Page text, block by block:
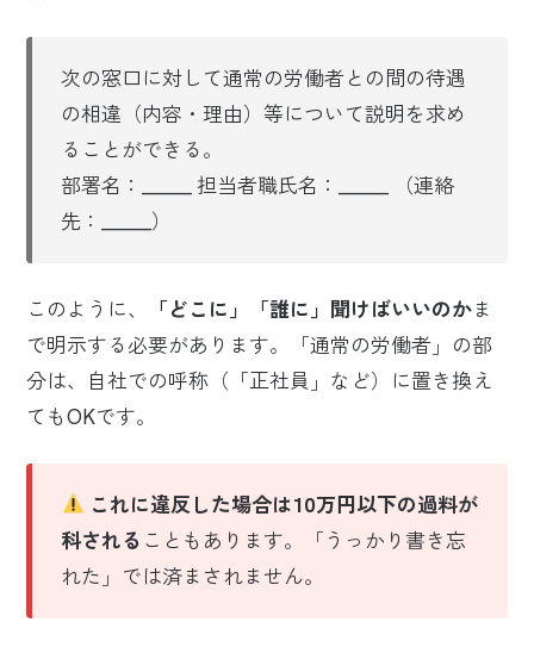
次の窓口に対して通常の労働者との間の待遇
の相違（内容・理由）等について説明を求め
ることができる。
部署名：______ 担当者職氏名：______ （連絡
先：______）
このように、 「どこに」「誰に」聞けばいいのかま
で明示する必要があります。「通常の労働者」の部
分は、自社での呼称（「正社員」など）に置き換え
てもOKです。
これに違反した場合は10万円以下の過料が
科される こともあります。「うっかり書き忘
れた」では済まされません。